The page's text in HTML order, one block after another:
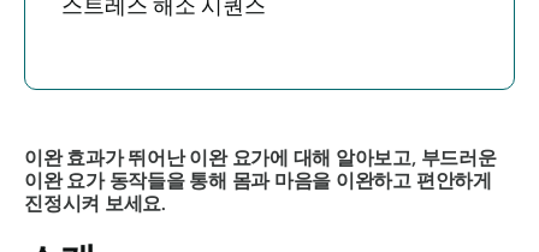
스트레스 해소 시퀀스
이완 효과가 뛰어난 이완 요가에 대해 알아보고, 부드러운
이완 요가 동작들을 통해 몸과 마음을 이완하고 편안하게
진정시켜 보세요.